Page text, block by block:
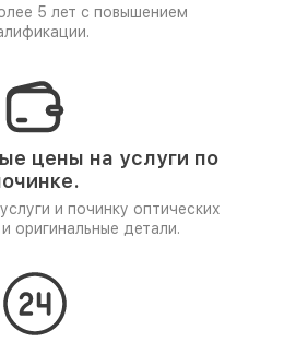
5 лет с повышением
цены на услуги по
и починку оптических
оригинальные детали.